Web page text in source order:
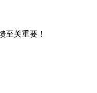
至关重要！